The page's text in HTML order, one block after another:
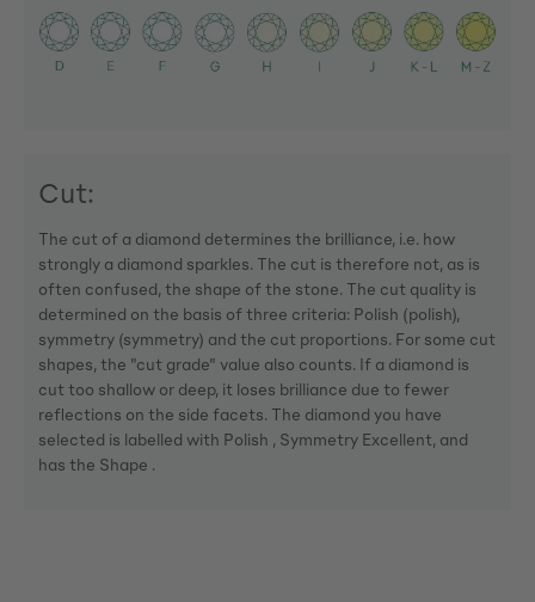
Cut:
The cut of a diamond determines the brilliance, i.e. how
strongly a diamond sparkles. The cut is therefore not, as is
often confused, the shape of the stone. The cut quality is
determined on the basis of three criteria: Polish (polish),
symmetry (symmetry) and the cut proportions. For some cut
shapes, the "cut grade" value also counts. If a diamond is
cut too shallow or deep, it loses brilliance due to fewer
reflections on the side facets. The diamond you have
selected is labelled with Polish , Symmetry Excellent, and
has the Shape .